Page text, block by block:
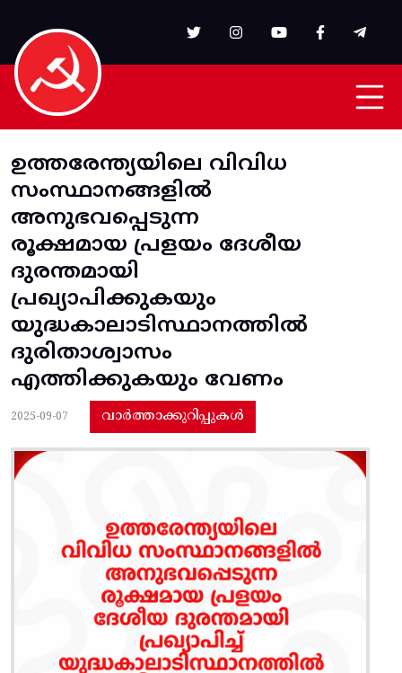
ഉത്തരേന്ത്യയിലെ വിവിധ
സംസ്ഥാനങ്ങളിൽ
അനുഭവപ്പെടുന്ന
രൂക്ഷമായ പ്രളയം ദേശീയ
ദുരന്തമായി
പ്രഖ്യാപിക്കുകയും
യുദ്ധകാലാടിസ്ഥാനത്തിൽ
ദുരിതാശ്വാസം
എത്തിക്കുകയും വേണം
2025-09-07 വാർത്താക്കുറിപ്പുകൾ